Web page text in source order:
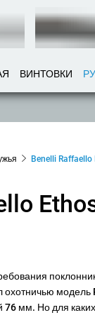
ВИНТОВКИ
Benelli
охотничью
мм. Но для